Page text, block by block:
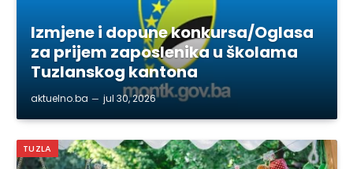
Izmjene i dopune konkursa/Oglasa
za prijem zaposlenika u školama
Tuzlanskog kantona
aktuelno.ba jul 30, 2026
TUZLA